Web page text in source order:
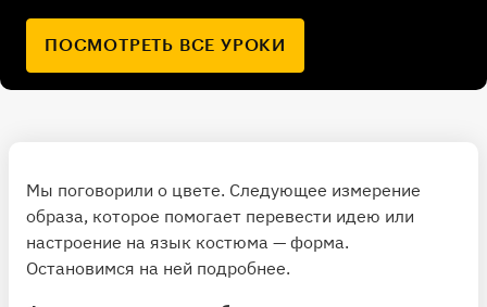
ПОСМОТРЕТЬ ВСЕ УРОКИ
Мы поговорили о цвете. Следующее измерение
образа, которое помогает перевести идею или
настроение на язык костюма — форма.
Остановимся на ней подробнее.